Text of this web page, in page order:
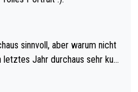
sinnvoll, aber warum nicht